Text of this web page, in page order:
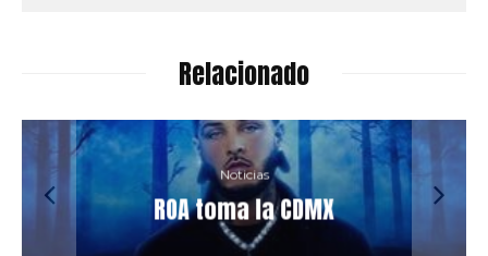
Relacionado
Noticias
ROA toma la CDMX